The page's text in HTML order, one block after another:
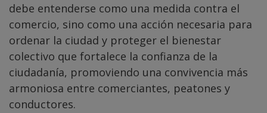
debe entenderse como una medida contra el
comercio, sino como una acción necesaria para
ordenar la ciudad y proteger el bienestar
colectivo que fortalece la confianza de la
ciudadanía, promoviendo una convivencia más
armoniosa entre comerciantes, peatones y
conductores.